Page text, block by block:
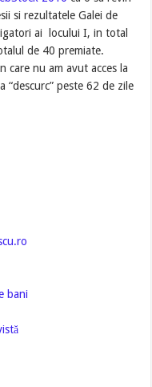
si rezultatele Galei de
ai locului I, in total
de 40 premiate.
care nu am avut acces la
“descurc” peste 62 de zile
bani